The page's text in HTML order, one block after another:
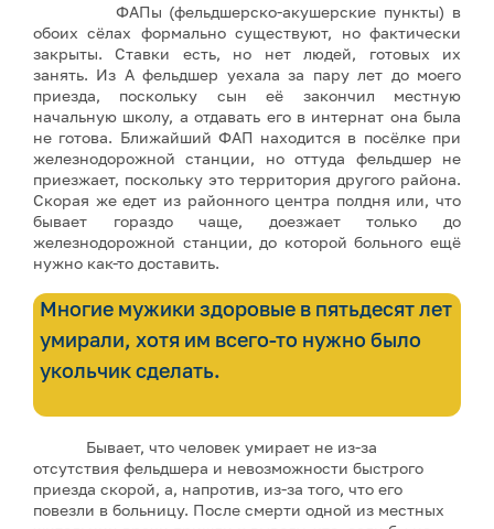
ФАПы (фельдшерско-акушерские пункты) в
обоих сёлах формально существуют, но фактически
закрыты. Ставки есть, но нет людей, готовых их
занять. Из А фельдшер уехала за пару лет до моего
приезда, поскольку сын её закончил местную
начальную школу, а отдавать его в интернат она была
не готова. Ближайший ФАП находится в посёлке при
железнодорожной станции, но оттуда фельдшер не
приезжает, поскольку это территория другого района.
Скорая же едет из районного центра полдня или, что
бывает гораздо чаще, доезжает только до
железнодорожной станции, до которой больного ещё
нужно как-то доставить.
Многие мужики здоровые в пятьдесят лет
умирали, хотя им всего-то нужно было
укольчик сделать.
Бывает, что человек умирает не из-за
отсутствия фельдшера и невозможности быстрого
приезда скорой, а, напротив, из-за того, что его
повезли в больницу. После смерти одной из местных